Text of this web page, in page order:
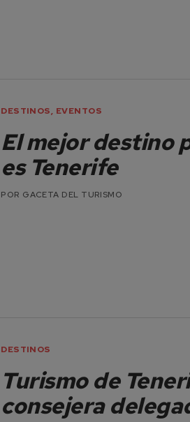
DESTINOS, EVENTOS
El mejor destino
es Tenerife
POR GACETA DEL TURISMO
DESTINOS
Turismo de
consejera